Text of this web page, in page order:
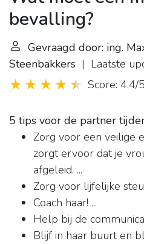
bevalling?
Gevraagd door: ing.
Steenbakkers | Laatste
Score: 4.4/5
5 tips voor de partner
Zorg voor een veilige
zorgt ervoor dat je
afgeleid. ...
Zorg voor lijfelijke
Coach haar! ...
Help bij de
Blijf in haar buurt en